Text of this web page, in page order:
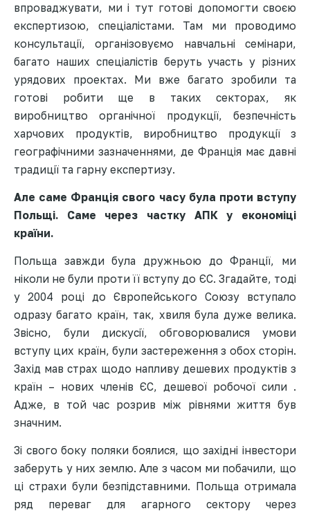
впроваджувати, ми і тут готові допомогти своєю
експертизою, спеціалістами. Там ми проводимо
консультації, організовуємо навчальні семінари,
багато наших спеціалістів беруть участь у різних
урядових проектах. Ми вже багато зробили та
готові робити ще в таких секторах, як
виробництво органічної продукції, безпечність
харчових продуктів, виробництво продукції з
географічними зазначеннями, де Франція має давні
традиції та гарну експертизу.
Але саме Франція свого часу була проти вступу
Польщі. Саме через частку АПК у економіці
країни.
Польща завжди була дружньою до Франції, ми
ніколи не були проти її вступу до ЄС. Згадайте, тоді
у 2004 році до Європейського Союзу вступало
одразу багато країн, так, хвиля була дуже велика.
Звісно, були дискусії, обговорювалися умови
вступу цих країн, були застереження з обох сторін.
Захід мав страх щодо напливу дешевих продуктів з
країн – нових членів ЄС, дешевої робочої сили .
Адже, в той час розрив між рівнями життя був
значним.
Зі свого боку поляки боялися, що західні інвестори
заберуть у них землю. Але з часом ми побачили, що
ці страхи були безпідставними. Польща отримала
ряд переваг для агарного сектору через